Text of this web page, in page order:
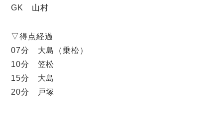
GK 山村
▽得点経過
07分 大島（乗松）
10分 笠松
15分 大島
20分 戸塚